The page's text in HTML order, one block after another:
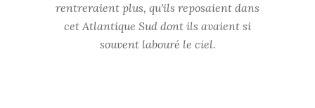
rentreraient plus, qu'ils reposaient dans
cet Atlantique Sud dont ils avaient si
souvent labouré le ciel.